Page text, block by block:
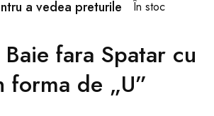
a vedea preturile În stoc
fara Spatar cu
forma de „U”